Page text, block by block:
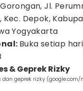
Jl.
Depok,
Yogyakarta
Buka setiap
& Geprek Rizky
geprek rizky